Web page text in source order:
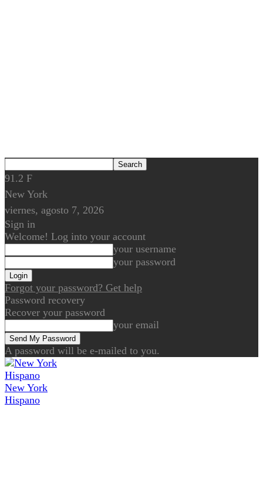
91.2 F
New York
viernes, agosto 7, 2026
Sign in
Welcome! Log into your account
your username
your password
Forgot your password? Get help
Password recovery
Recover your password
your email
A password will be e-mailed to you.
New York
Hispano